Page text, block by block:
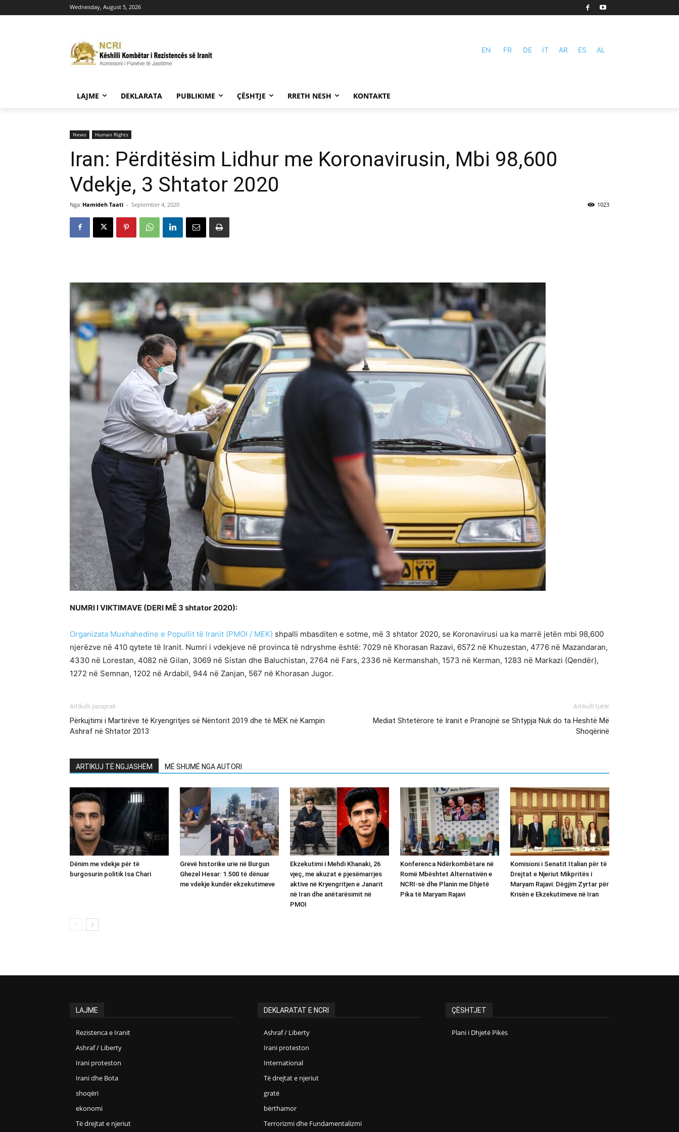
Wednesday, August 5, 2026
EN FR DE IT AR ES AL
LAJME DEKLARATA PUBLIKIME ÇËSHTJE RRETH NESH KONTAKTE
News Human Rights
Iran: Përditësim Lidhur me Koronavirusin, Mbi 98,600
Vdekje, 3 Shtator 2020
Nga Hamideh Taati - September 4, 2020 1023
NUMRI I VIKTIMAVE (DERI MË 3 shtator 2020):
Organizata Muxhahedine e Popullit të Iranit (PMOI / MEK) shpalli mbasditen e sotme, më 3 shtator 2020, se Koronavirusi ua ka marrë jetën mbi 98,600
njerëzve në 410 qytete të Iranit. Numri i vdekjeve në provinca të ndryshme është: 7029 në Khorasan Razavi, 6572 në Khuzestan, 4776 në Mazandaran,
4330 në Lorestan, 4082 në Gilan, 3069 në Sistan dhe Baluchistan, 2764 në Fars, 2336 në Kermanshah, 1573 në Kerman, 1283 në Markazi (Qendër),
1272 në Semnan, 1202 në Ardabil, 944 në Zanjan, 567 në Khorasan Jugor.
Artikulli paraprak
Përkujtimi i Martirëve të Kryengritjes së Nëntorit 2019 dhe të MEK në Kampin
Ashraf në Shtator 2013
Artikulli tjetër
Mediat Shtetërore të Iranit e Pranojnë se Shtypja Nuk do ta Heshtë Më
Shoqërinë
ARTIKUJ TË NGJASHËM MË SHUMË NGA AUTORI
Dënim me vdekje për të
burgosurin politik Isa Chari
Grevë historike urie në Burgun
Ghezel Hesar: 1.500 të dënuar
me vdekje kundër ekzekutimeve
Ekzekutimi i Mehdi Khanaki, 26
vjeç, me akuzat e pjesëmarrjes
aktive në Kryengritjen e Janarit
në Iran dhe anëtarësimit në
PMOI
Konferenca Ndërkombëtare në
Romë Mbështet Alternativën e
NCRI-së dhe Planin me Dhjetë
Pika të Maryam Rajavi
Komisioni i Senatit Italian për të
Drejtat e Njeriut Mikpritës i
Maryam Rajavi: Dëgjim Zyrtar për
Krisën e Ekzekutimeve në Iran
LAJME
Rezistenca e Iranit
Ashraf / Liberty
Irani proteston
Irani dhe Bota
shoqëri
ekonomi
Të drejtat e njeriut
DEKLARATAT E NCRI
Ashraf / Liberty
Irani proteston
International
Të drejtat e njeriut
gratë
bërthamor
Terrorizmi dhe Fundamentalizmi
ÇËSHTJET
Plani i Dhjetë Pikës